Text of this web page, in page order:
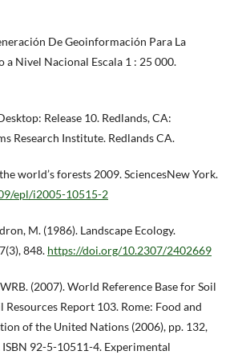
De Geoinformación Para La
Nivel Nacional Escala 1 : 25 000.
Release 10. Redlands, CA:
Research Institute. Redlands CA.
world’s forests 2009. SciencesNew York.
epl/i2005-10515-2
M. (1986). Landscape Ecology.
848. https://doi.org/10.2307/2402669
(2007). World Reference Base for Soil
Resources Report 103. Rome: Food and
of the United Nations (2006), pp. 132,
ISBN 92-5-10511-4. Experimental